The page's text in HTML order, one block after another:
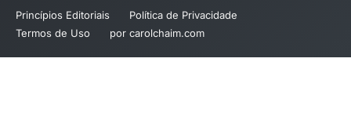
Princípios Editoriais
Política de Privacidade
Termos de Uso
por carolchaim.com